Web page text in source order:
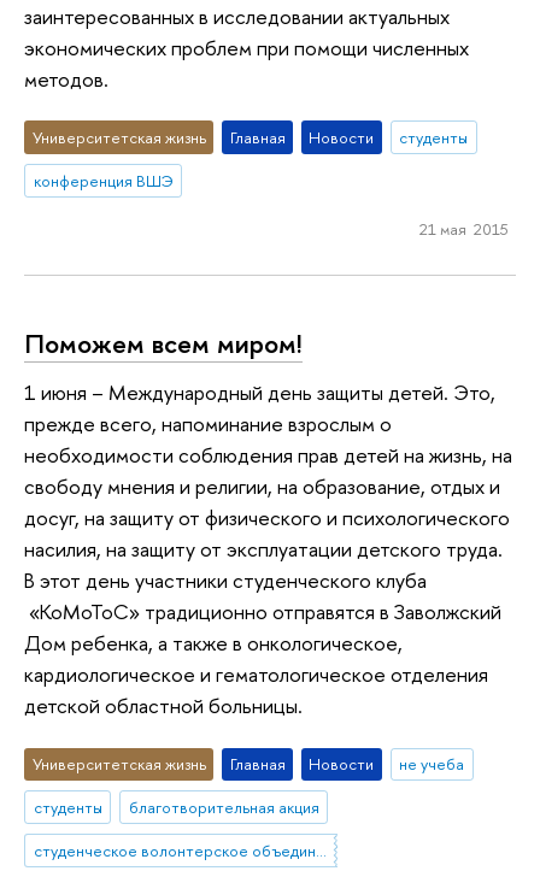
заинтересованных в исследовании актуальных
экономических проблем при помощи численных
методов.
Университетская жизнь Главная Новости
студенты
конференция ВШЭ
21 мая 2015
Поможем всем миром!
1 июня – Международный день защиты детей. Это,
прежде всего, напоминание взрослым о
необходимости соблюдения прав детей на жизнь, на
свободу мнения и религии, на образование, отдых и
досуг, на защиту от физического и психологического
насилия, на защиту от эксплуатации детского труда.
В этот день участники студенческого клуба
«КоМоТоС» традиционно отправятся в Заволжский
Дом ребенка, а также в онкологическое,
кардиологическое и гематологическое отделения
детской областной больницы.
Университетская жизнь Главная Новости
не учеба
студенты
благотворительная акция
студенческое волонтерское объединение "КоМоТоС"